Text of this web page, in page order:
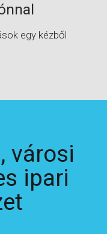
egy kézből
városi
ipari